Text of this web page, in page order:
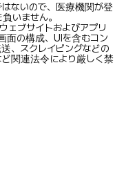
ないので、医療機関が登
いません。
ェブサイトおよびアプリ
面の構成、UIを含むコン
、スクレイピングなどの
関連法令により厳しく禁